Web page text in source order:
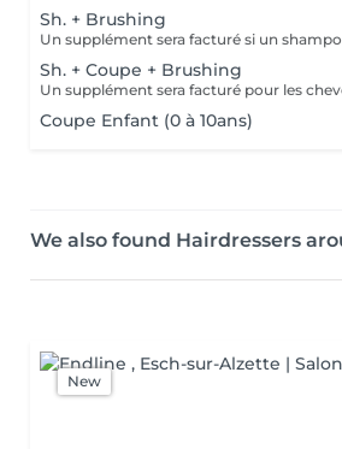
Sh. + Brushing
Sh. + Coupe + Brushing
Coupe Enfant (0 à 10ans)
We also found Hairdressers
New